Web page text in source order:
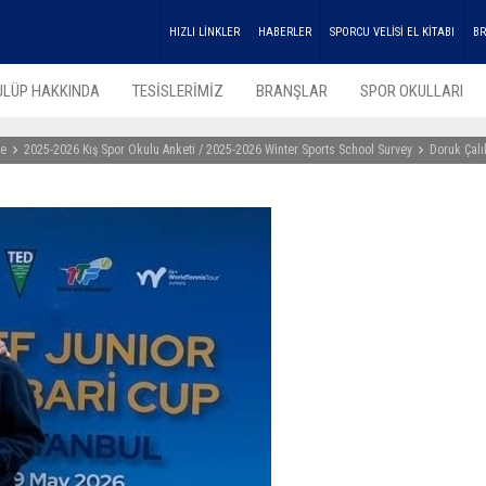
HIZLI LİNKLER HABERLER SPORCU VELİSİ EL KİTABI
HAKKINDA TESİSLERİMİZ BRANŞLAR SPOR OKULLARI
2025-2026 Kış Spor Okulu Anketi / 2025-2026 Winter Sports School Survey Doruk